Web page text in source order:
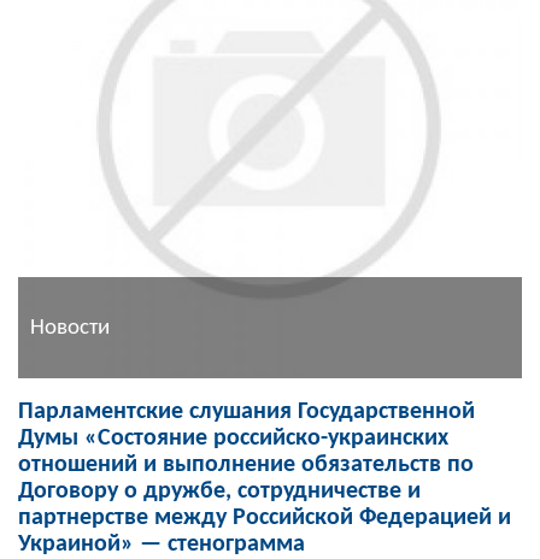
Новости
Парламентские слушания Государственной
Думы «Состояние российско-украинских
отношений и выполнение обязательств по
Договору о дружбе, сотрудничестве и
партнерстве между Российской Федерацией и
Украиной» — стенограмма